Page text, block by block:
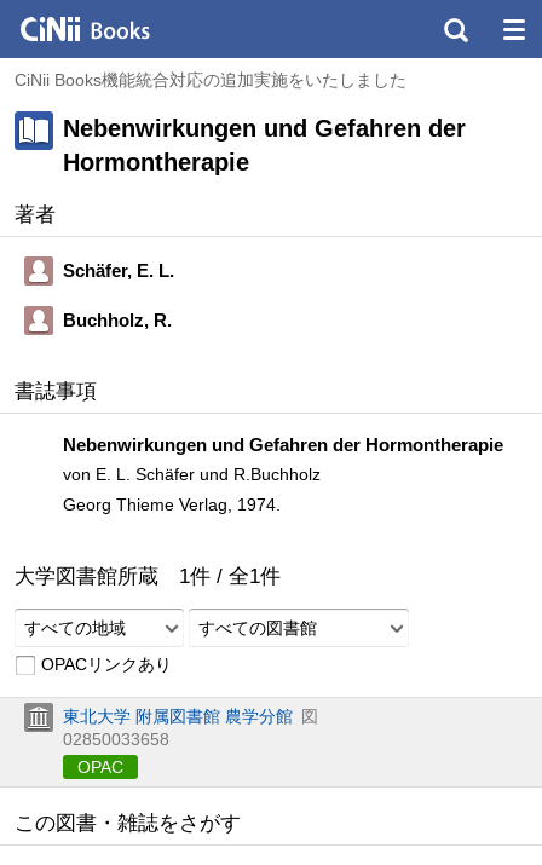
CiNii Books機能統合対応の追加実施をいたしました
Nebenwirkungen und Gefahren der
Hormontherapie
著者
Schäfer, E. L.
Buchholz, R.
書誌事項
Nebenwirkungen und Gefahren der Hormontherapie
von E. L. Schäfer und R.Buchholz
Georg Thieme Verlag, 1974.
大学図書館所蔵 1件 / 全1件
すべての地域
すべての図書館
OPACリンクあり
東北大学 附属図書館 農学分館 図
02850033658
OPAC
この図書・雑誌をさがす